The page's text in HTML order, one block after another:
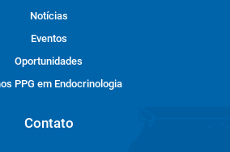
Notícias
Eventos
Oportunidades
PPG em Endocrinologia
Contato